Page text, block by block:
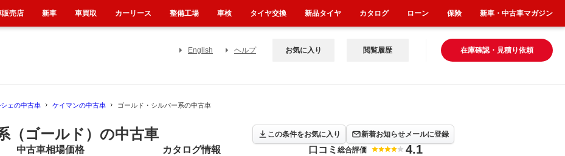
English ヘルプ 在庫確認・見積り依頼
お気に入り 閲覧履歴
ェの中古車 ケイマンの中古車 ゴールド・シルバー系の中古車
（ゴールド）の中古車 この条件をお気に入り 新着お知らせメールに登録
中古車相場価格 カタログ情報 口コミ 総合評価 4.1
販売店 新車 車買取 カーリース 整備工場 車検 タイヤ交換 新品タイヤ カタログ ローン 保険 新車・中古車マガジン